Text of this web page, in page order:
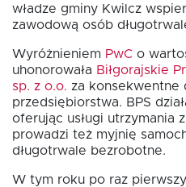
władze gminy Kwilcz
zawodową osób
Wyróżnieniem PwC o
uhonorowała Biłgorajskie
sp. z o.o. za konsekwentne
przedsiębiorstwa. BPS
oferując usługi utrzymania
prowadzi też myjnię
długotrwale bezrobotne.
W tym roku po raz